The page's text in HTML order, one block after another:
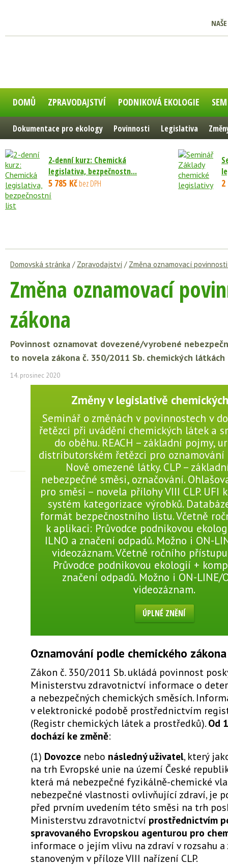
DOMŮ ZPRAVODAJSTVÍ PODNIKOVÁ EKOLOGIE
Dokumentace pro ekology Povinnosti Legislativa
2-denní kurz: Chemická
legislativa, bezpečnostn...
5 785 Kčbez DPH 2
Domovská stránka / Zpravodajství / Změna oznamovací
Změna oznamovací
zákona
Povinnost oznamovat dovezené/vyrobené
to novela zákona č. 350/2011 Sb. chemických
14. prosinec 2020
Změny v legislativě
Seminář o změnách v povinnostech v
řetězci při uvádění chemických látek a
do oběhu. REACH – základní pojmy,
distributorském řetězci pro oznamování
Nově omezené látky. CLP –
nebezpečné směsi, označování.
pro směsi – novela přílohy VIII CLP. UFI
systém kategorizace výrobků.
formát bezpečnostního listu. Včetně
k aplikaci: Průvodce podnikovou
ILNO a značení odpadů. Možno i ON-
videozáznam. Včetně ročního
Průvodce podnikovou ekologií +
značení odpadů. Možno i ON-LINE/
videozáznam.
ÚPLNÉ ZNĚNÍ
Oznamování podle chemického
Zákon č. 350/2011 Sb. ukládá povinnost
Ministerstvu zdravotnictví informace o
a nebezpečných chemických směsích.
v elektronické podobě prostřednictvím
(Registr chemických látek a prostředků). Od
dochází ke změně:
(1) Dovozce nebo následný uživatel, který
na trh Evropské unie na území České
která má nebezpečné fyzikálně-chemické
nebezpečné vlastnosti ovlivňující zdraví, je
před prvním uvedením této směsi na trh
Ministerstvu zdravotnictví prostřednictvím
spravovaného Evropskou agenturou pro
informace o jejím vlivu na zdraví v rozsahu a
stanoveným v příloze VIII nařízení CLP.